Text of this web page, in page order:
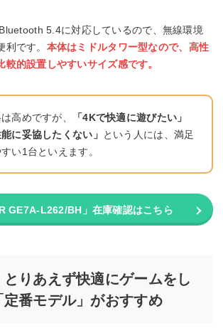
5.4に対応しているので、無線環境
です。 本体はミドルタワー型なので、高性
較的設置しやすいサイズ感です。
高めですが、
「4Kで快適に遊びたい」
能に妥協したくない」 という人には、満足
すい1台といえます。
GE7A-L262/BH」在庫確認はこちら
とりあえず快適にゲームをし
定番モデル」がおすすめ